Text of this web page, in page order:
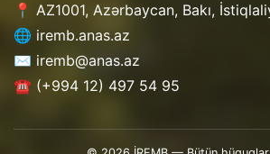
📍 AZ1001, Azərbaycan, Bakı,
🌐 iremb.anas.az
✉️ iremb@anas.az
☎️ (+994 12) 497 54 95